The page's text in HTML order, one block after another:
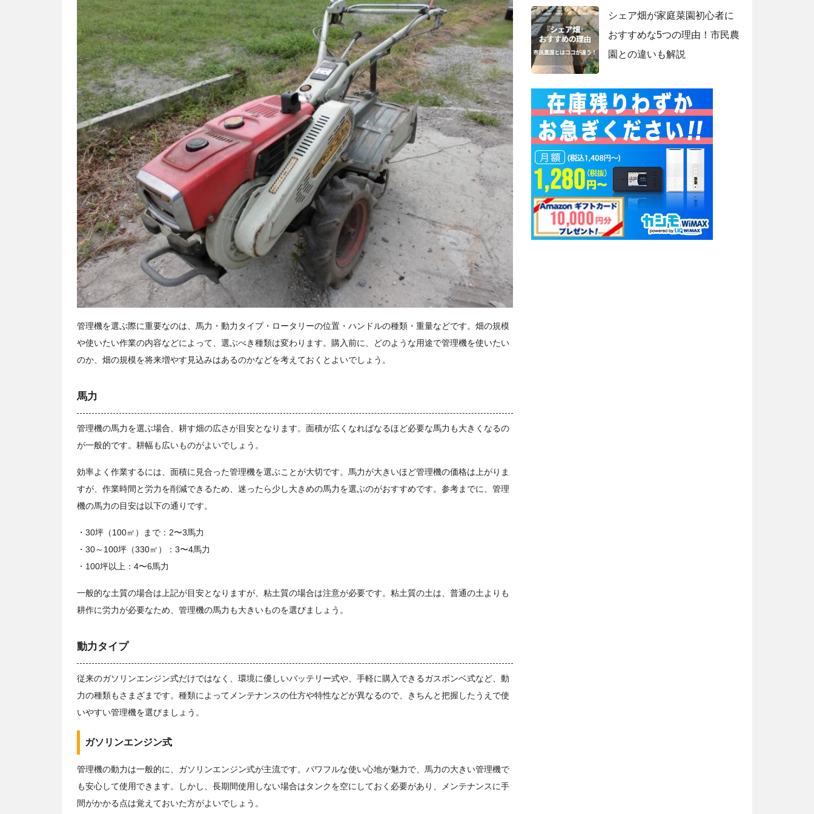
管理機を選ぶ際に重要なのは、馬力・動力タイプ・ロータリーの位置・ハンドルの種類・重量などです。畑の規模
や使いたい作業の内容などによって、選ぶべき種類は変わります。購入前に、どのような用途で管理機を使いたい
のか、畑の規模を将来増やす見込みはあるのかなどを考えておくとよいでしょう。
馬力
管理機の馬力を選ぶ場合、耕す畑の広さが目安となります。面積が広くなればなるほど必要な馬力も大きくなるの
が一般的です。耕幅も広いものがよいでしょう。
効率よく作業するには、面積に見合った管理機を選ぶことが大切です。馬力が大きいほど管理機の価格は上がりま
すが、作業時間と労力を削減できるため、迷ったら少し大きめの馬力を選ぶのがおすすめです。参考までに、管理
機の馬力の目安は以下の通りです。
・30坪（100㎡）まで：2〜3馬力
・30～100坪（330㎡）：3〜4馬力
・100坪以上：4〜6馬力
一般的な土質の場合は上記が目安となりますが、粘土質の場合は注意が必要です。粘土質の土は、普通の土よりも
耕作に労力が必要なため、管理機の馬力も大きいものを選びましょう。
動力タイプ
従来のガソリンエンジン式だけではなく、環境に優しいバッテリー式や、手軽に購入できるガスボンベ式など、動
力の種類もさまざまです。種類によってメンテナンスの仕方や特性などが異なるので、きちんと把握したうえで使
いやすい管理機を選びましょう。
ガソリンエンジン式
管理機の動力は一般的に、ガソリンエンジン式が主流です。パワフルな使い心地が魅力で、馬力の大きい管理機で
も安心して使用できます。しかし、長期間使用しない場合はタンクを空にしておく必要があり、メンテナンスに手
間がかかる点は覚えておいた方がよいでしょう。
シェア畑が家庭菜園初心者に
おすすめな5つの理由！市民農
園との違いも解説